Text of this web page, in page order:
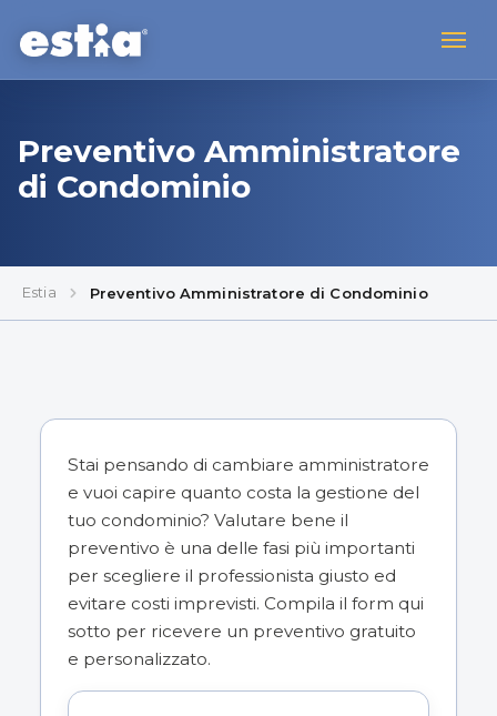
Preventivo Amministratore
di Condominio
Estia Preventivo Amministratore di Condominio
Stai pensando di cambiare amministratore
e vuoi capire quanto costa la gestione del
tuo condominio? Valutare bene il
preventivo è una delle fasi più importanti
per scegliere il professionista giusto ed
evitare costi imprevisti. Compila il form qui
sotto per ricevere un preventivo gratuito
e personalizzato.